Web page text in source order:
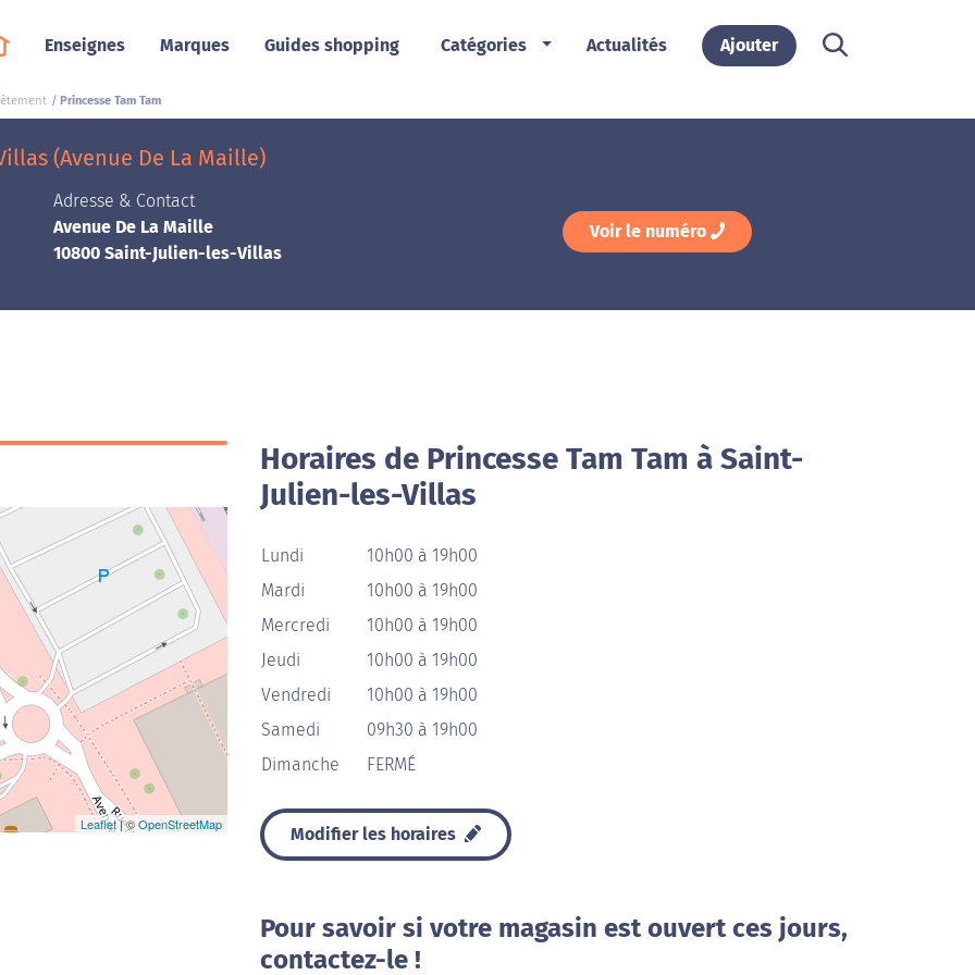
Enseignes Marques Guides shopping Catégories Actualités Ajouter
Princesse Tam Tam
(Avenue De La Maille)
Adresse & Contact
Avenue De La Maille
10800 Saint-Julien-les-Villas
Voir le numéro
Leaflet| ©OpenStreetMap
Horaires de Princesse Tam Tam à Saint-
Julien-les-Villas
Lundi
10h00 à 19h00
Mardi
10h00 à 19h00
Mercredi
10h00 à 19h00
Jeudi
10h00 à 19h00
Vendredi
10h00 à 19h00
Samedi
09h30 à 19h00
Dimanche
FERMÉ
Modifier les horaires
Pour savoir si votre magasin est ouvert ces jours,
contactez-le !